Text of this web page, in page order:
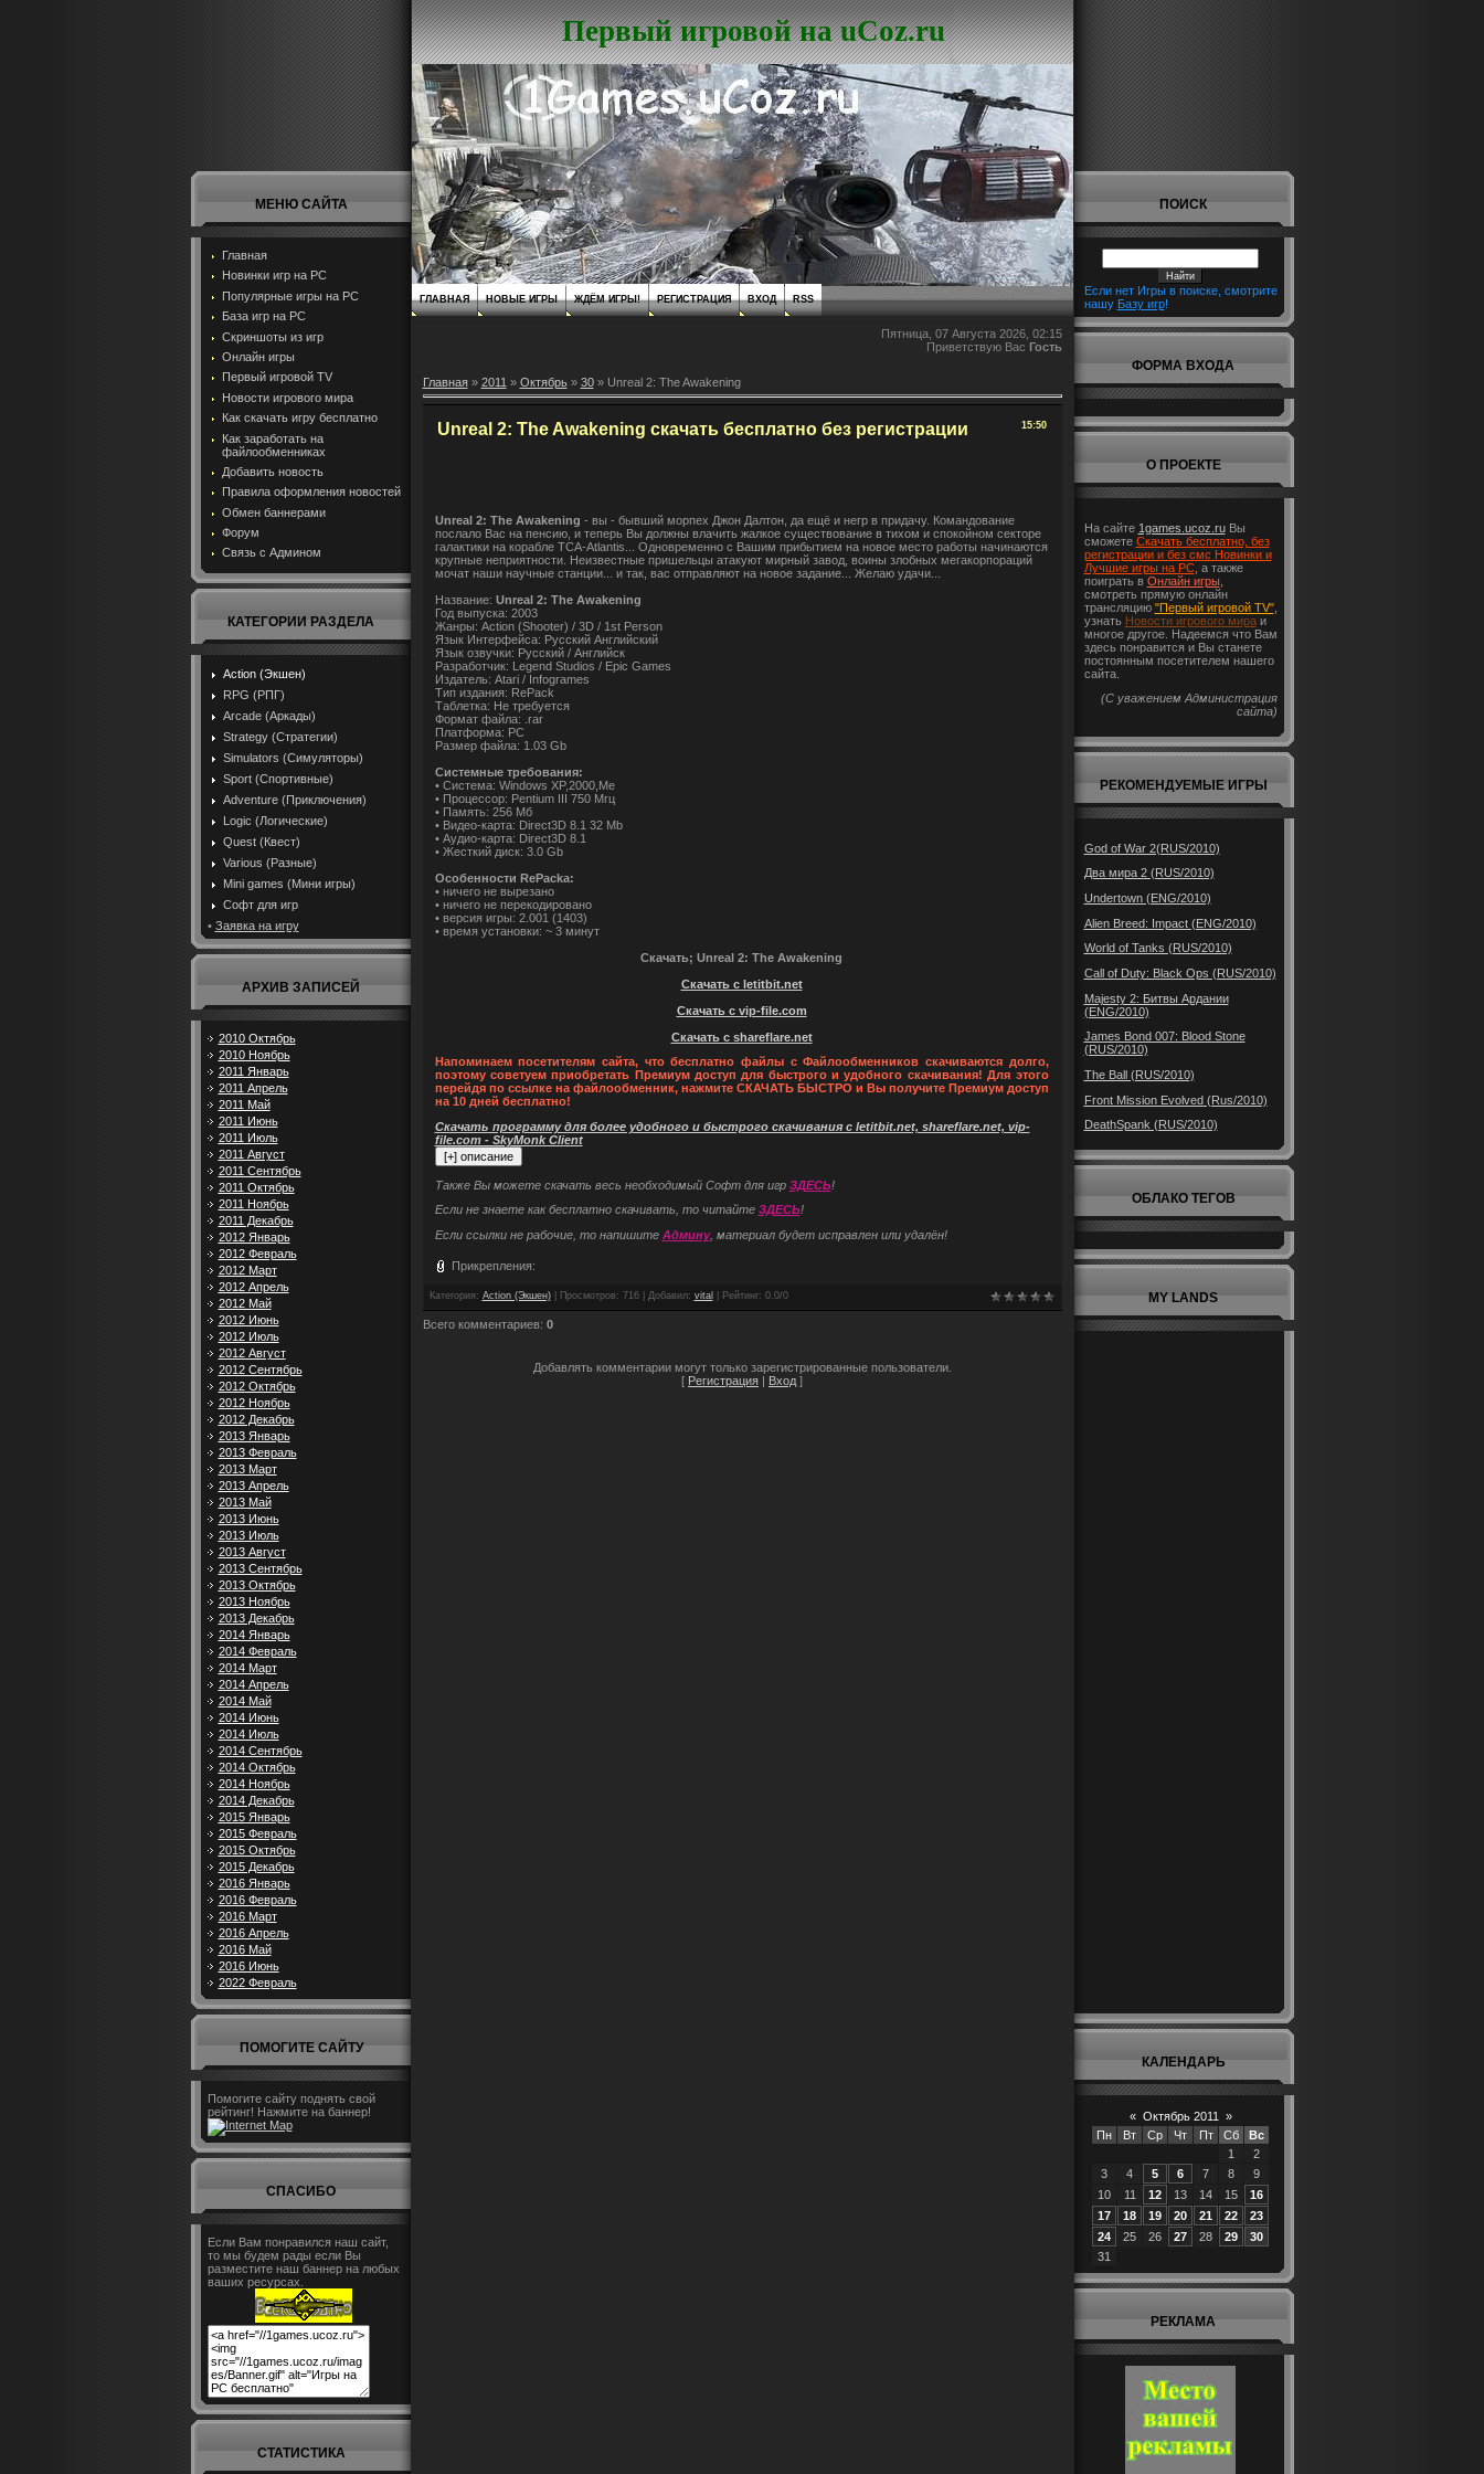
МЕНЮ САЙТА
Главная
Новинки игр на PC
Популярные игры на PC
База игр на РС
Скриншоты из игр
Онлайн игры
Первый игровой TV
Новости игрового мира
Как скачать игру бесплатно
Как заработать на
файлообменниках
Добавить новость
Правила оформления новостей
Обмен баннерами
Форум
Связь с Админом
КАТЕГОРИИ РАЗДЕЛА
Action (Экшен)
RPG (РПГ)
Arcade (Аркады)
Strategy (Стратегии)
Simulators (Симуляторы)
Sport (Спортивные)
Adventure (Приключения)
Logic (Логические)
Quest (Квест)
Various (Разные)
Mini games (Мини игры)
Софт для игр
• Заявка на игру
АРХИВ ЗАПИСЕЙ
2010 Октябрь
2010 Ноябрь
2011 Январь
2011 Апрель
2011 Май
2011 Июнь
2011 Июль
2011 Август
2011 Сентябрь
2011 Октябрь
2011 Ноябрь
2011 Декабрь
2012 Январь
2012 Февраль
2012 Март
2012 Апрель
2012 Май
2012 Июнь
2012 Июль
2012 Август
2012 Сентябрь
2012 Октябрь
2012 Ноябрь
2012 Декабрь
2013 Январь
2013 Февраль
2013 Март
2013 Апрель
2013 Май
2013 Июнь
2013 Июль
2013 Август
2013 Сентябрь
2013 Октябрь
2013 Ноябрь
2013 Декабрь
2014 Январь
2014 Февраль
2014 Март
2014 Апрель
2014 Май
2014 Июнь
2014 Июль
2014 Сентябрь
2014 Октябрь
2014 Ноябрь
2014 Декабрь
2015 Январь
2015 Февраль
2015 Октябрь
2015 Декабрь
2016 Январь
2016 Февраль
2016 Март
2016 Апрель
2016 Май
2016 Июнь
2022 Февраль
ПОМОГИТЕ САЙТУ
Помогите сайту поднять свой
рейтинг! Нажмите на баннер!
СПАСИБО
Если Вам понравился наш сайт,
то мы будем рады если Вы
разместите наш баннер на любых
ваших ресурсах.
СТАТИСТИКА
Первый игровой на uCoz.ru
ГЛАВНАЯ НОВЫЕ ИГРЫ ЖДЁМ ИГРЫ! РЕГИСТРАЦИЯ ВХОД RSS
Пятница, 07 Августа 2026, 02:15
Приветствую Вас Гость
Главная» 2011 » Октябрь » 30» Unreal 2: The Awakening
15:50
Unreal 2: The Awakening скачать бесплатно без регистрации
Unreal 2: The Awakening - вы - бывший морпех Джон Далтон, да ещё и негр в придачу. Командование
послало Вас на пенсию, и теперь Вы должны влачить жалкое существование в тихом и спокойном секторе
галактики на корабле TCA-Atlantis... Одновременно с Вашим прибытием на новое место работы начинаются
крупные неприятности. Неизвестные пришельцы атакуют мирный завод, воины злобных мегакорпораций
мочат наши научные станции... и так, вас отправляют на новое задание... Желаю удачи...
Название: Unreal 2: The Awakening
Год выпуска: 2003
Жанры: Action (Shooter) / 3D / 1st Person
Язык Интерфейса: Русский Английский
Язык озвучки: Русский / Английск
Разработчик: Legend Studios / Epic Games
Издатель: Atari / Infogrames
Тип издания: RePack
Таблетка: Не требуется
Формат файла: .rar
Платформа: PC
Размер файла: 1.03 Gb
Системные требования:
• Система: Windows XP,2000,Me
• Процессор: Pentium III 750 Мгц
• Память: 256 Мб
• Видео-карта: Direct3D 8.1 32 Mb
• Аудио-карта: Direct3D 8.1
• Жесткий диск: 3.0 Gb
Особенности RePacka:
• ничего не вырезано
• ничего не перекодировано
• версия игры: 2.001 (1403)
• время установки: ~ 3 минут
Скачать; Unreal 2: The Awakening
Скачать с letitbit.net
Скачать с vip-file.com
Скачать с shareflare.net
Напоминаем посетителям сайта, что бесплатно файлы с Файлообменников скачиваются долго,
поэтому советуем приобретать Премиум доступ для быстрого и удобного скачивания! Для этого
перейдя по ссылке на файлообменник, нажмите СКАЧАТЬ БЫСТРО и Вы получите Премиум доступ
на 10 дней бесплатно!
Скачать программу для более удобного и быстрого скачивания с letitbit.net, shareflare.net, vip-
file.com - SkyMonk Client
Также Вы можете скачать весь необходимый Софт для игр ЗДЕСЬ!
Если не знаете как бесплатно скачивать, то читайте ЗДЕСЬ!
Если ссылки не рабочие, то напишите Админу, материал будет исправлен или удалён!
Прикрепления:
Категория : Action (Экшен)| Просмотров: 716 | Добавил: vital Рейтинг: 0.0/0
Всего комментариев: 0
Добавлять комментарии могут только зарегистрированные пользователи.
[ Регистрация | Вход ]
ПОИСК
Если нет Игры в поиске, смотрите
нашу Базу игр!
ФОРМА ВХОДА
О ПРОЕКТЕ
На сайте 1games.ucoz.ruВы
сможете Скачать бесплатно, без
регистрации и без смс Новинки и
Лучшие игры на PC, а также
поиграть в Онлайн игры,
смотреть прямую онлайн
трансляцию "Первый игровой TV",
узнать Новости игрового мираи
многое другое. Надеемся что Вам
здесь понравится и Вы станете
постоянным посетителем нашего
сайта.
(С уважением Администрация
сайта)
РЕКОМЕНДУЕМЫЕ ИГРЫ
God of War 2(RUS/2010)
Два мира 2 (RUS/2010)
Undertown (ENG/2010)
Alien Breed: Impact (ENG/2010)
World of Tanks (RUS/2010)
Call of Duty: Black Ops (RUS/2010)
Majesty 2: Битвы Ардании
(ENG/2010)
James Bond 007: Blood Stone
(RUS/2010)
The Ball (RUS/2010)
Front Mission Evolved (Rus/2010)
DeathSpank (RUS/2010)
ОБЛАКО ТЕГОВ
MY LANDS
КАЛЕНДАРЬ
« Октябрь 2011
»
Пн
Вт Ср Чт Пт Сб
Вс
1
2
3
4 5 6 7 8
9
10
11 12 13 14 15
16
17
18 19 20 21 22
23
24
25 26 27 28 29
30
31
РЕКЛАМА